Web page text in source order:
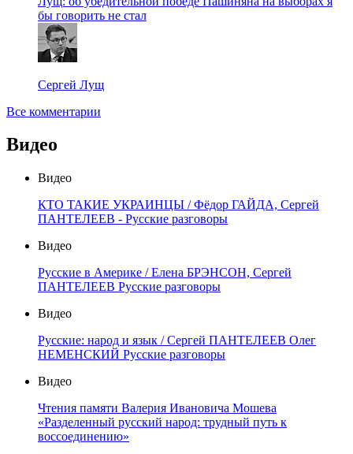
бы говорить не стал
Сергей Лущ
Все комментарии
Видео
Видео
КТО ТАКИЕ УКРАИНЦЫ / Фёдор ГАЙДА, Сергей
ПАНТЕЛЕЕВ - Русские разговоры
Видео
Русские в Америке / Елена БРЭНСОН, Сергей
ПАНТЕЛЕЕВ Русские разговоры
Видео
Русские: народ и язык / Сергей ПАНТЕЛЕЕВ Олег
НЕМЕНСКИЙ Русские разговоры
Видео
Чтения памяти Валерия Ивановича Мошева
«Разделенный русский народ: трудный путь к
воссоединению»